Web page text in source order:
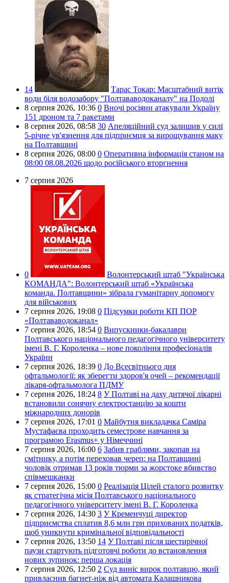
14 Тарас Токар: Масштабний витік
води біля водозабору "Полтававодоканалу" на Подолі
8 серпня 2026, 10:36 0 Вночі росіяни атакували Україну
151 дроном та 7 ракетами
8 серпня 2026, 08:58 30 Апеляційний суд залишив у силі
5-річне ув'язнення для підприємця за вирощування маку
на Полтавщині
8 серпня 2026, 08:00 0 Оперативна інформація станом на
08:00 08.08.2026 щодо російського вторгнення
7 серпня 2026
0
Волонтерський штаб "Українська
КОМАНДА": Волонтерський штаб «Українська
команда. Полтавщини» зібрала гуманітарну допомогу
для військових
7 серпня 2026, 19:08 0 Підсумки роботи КП ПОР
«Полтававодоканал»
7 серпня 2026, 18:54 0 Випускники-бакалаври
Полтавського національного педагогічного університету
імені В. Г. Короленка – нове покоління професіоналів
України
7 серпня 2026, 18:39 0 До Всесвітнього дня
офтальмології: як зберегти здоров'я очей – рекомендації
лікаря-офтальмолога ПДМУ
7 серпня 2026, 18:24 8 У Полтаві на даху дитячої лікарні
встановили сонячну електростанцію за кошти
міжнародних донорів
7 серпня 2026, 17:01 0 Майбутня викладачка Саміра
Мустафаєва проходить семестрове навчання за
програмою Erasmus+ у Німеччині
7 серпня 2026, 16:00 6 Забив граблями, закопав на
смітнику, а потім переховав череп: на Полтавщині
чоловік отримав 13 років тюрми за жорстоке вбивство
співмешканки
7 серпня 2026, 15:00 0 Реалізація Цілей сталого розвитку
як стратегічна місія Полтавського національного
педагогічного університету імені В. Г. Короленка
7 серпня 2026, 14:30 3 У Кременчуці директор
підприємства сплатив 8,6 млн грн прихованих податків,
щоб уникнути кримінальної відповідальності
7 серпня 2026, 13:50 14 У Полтаві після шестирічної
паузи стартують підготовчі роботи до встановлення
нових зупинок: перша локація
7 серпня 2026, 12:50 2 Суд виніс вирок полтавцю, який
привласнив багнет-ніж від автомата Калашникова